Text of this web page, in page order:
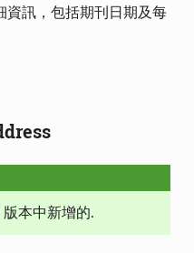
資訊，包括期刊日期及每
本中新增的.